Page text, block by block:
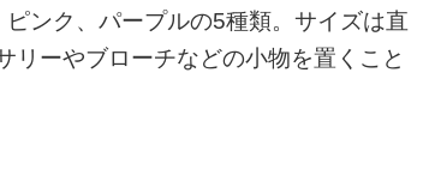
ンク、パープルの5種類。サイズは直
ーやブローチなどの小物を置くこと